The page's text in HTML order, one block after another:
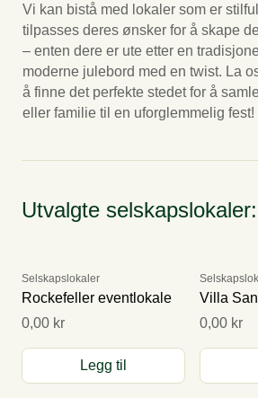
Vi kan bistå med lokaler som er
tilpasses deres ønsker for å skape
– enten dere er ute etter en
moderne julebord med en twist. La
å finne det perfekte stedet for å
eller familie til en uforglemmelig fest!
Utvalgte selskapslokaler:
Selskapslokaler
Rockefeller eventlokale
0,00 kr
Legg til
Villa
0,00 kr